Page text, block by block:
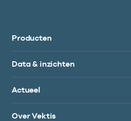
Producten
Data & inzichten
Actueel
Over Vektis